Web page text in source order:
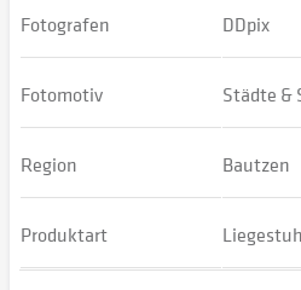
Fotografen DDpix
Fotomotiv Städte &
Region Bautzen
Produktart